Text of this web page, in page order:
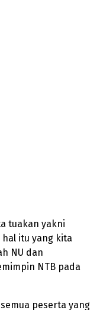
tuakan yakni
hal itu yang kita
NU dan
NTB pada
peserta yang